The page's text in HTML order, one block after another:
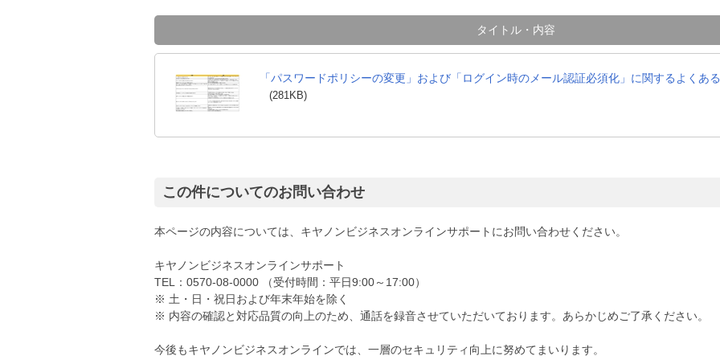
タイトル・内容
「パスワードポリシーの変更」および「ログイン時のメール認証必須化」に関するよくあ
(281KB)
この件についてのお問い合わせ
本ページの内容については、キヤノンビジネスオンラインサポートにお問い合わせください。
キヤノンビジネスオンラインサポート
TEL：0570-08-0000 （受付時間：平日9:00～17:00）
※ 土・日・祝日および年末年始を除く
※ 内容の確認と対応品質の向上のため、通話を録音させていただいております。あらかじめご了承ください。
今後もキヤノンビジネスオンラインでは、一層のセキュリティ向上に努めてまいります。